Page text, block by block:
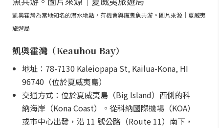
凱奧霍灣為當地知名的潛水地點，有機會與魔鬼魚共游。圖片來源｜夏威夷
旅遊局
凱奧霍灣（Keauhou Bay）
地址：78-7130 Kaleiopapa St, Kailua-Kona, HI
96740（位於夏威夷島）
交通方式：位於夏威夷島（Big Island）西側的科
納海岸（Kona Coast）。從科納國際機場（KOA）
或市中心出發，沿 11 號公路（Route 11）南下，